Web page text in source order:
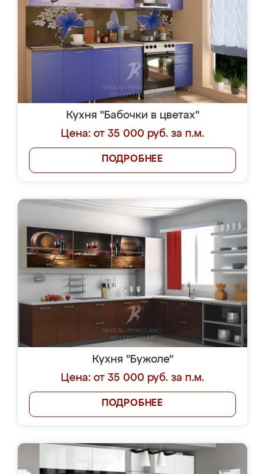
Кухня "Бабочки в цветах"
Цена: от 35 000 руб. за п.м.
ПОДРОБНЕЕ
Кухня "Бужоле"
Цена: от 35 000 руб. за п.м.
ПОДРОБНЕЕ